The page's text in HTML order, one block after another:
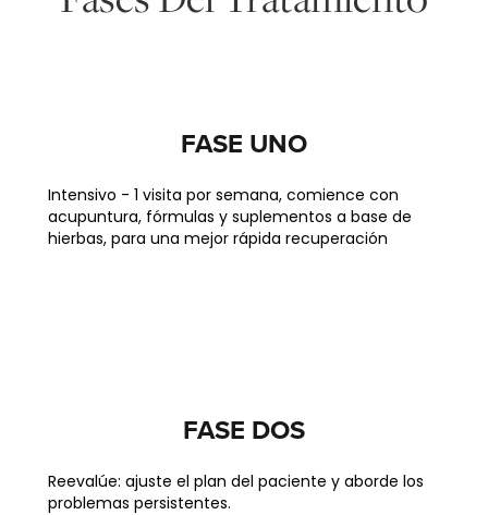
FASE UNO
Intensivo - 1 visita por semana, comience con
acupuntura, fórmulas y suplementos a base de
hierbas, para una mejor rápida recuperación
FASE DOS
Reevalúe: ajuste el plan del paciente y aborde los
problemas persistentes.